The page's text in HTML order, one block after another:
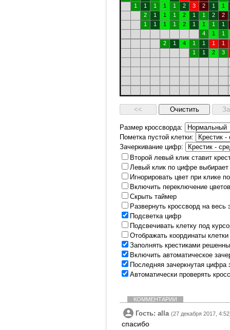
1
1 1 1 1 2 3 2 1
1
2
1 1 1 2 1 1 2
2
1
1 1 1 2 1 1 1
1
4
1
1
2
1 4 1 1 1
1
1
1 2 3
Размер кроссворда:
Пометка пустой клетки:
Зачеркивание цифр:
Второй левый клик ставит
Левый клик по цифре выбирает
Игнорировать цвет при клике
Включить переключение
Скрыть таймер
Развернуть кроссворд на
Подсветка цифр
Подсвечивать клетку под
Отображать координаты
Заполнять крестиками
Включить автоматическое
Последняя зачеркнутая цифра
Автоматически проверять
КОММЕНТАРИИ
Гость: alla (27 декабря 2017,
спасибо